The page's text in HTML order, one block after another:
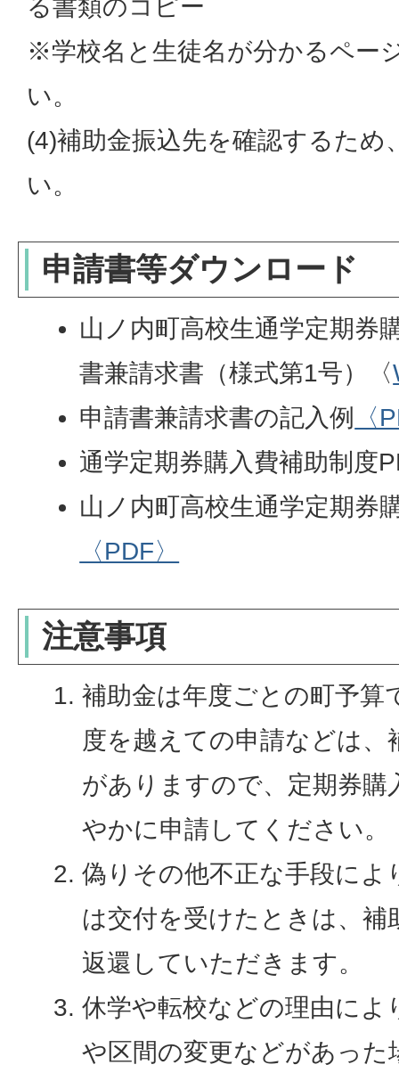
る書類のコピー
※学校名と生徒名が分かるペー
い。
(4)補助金振込先を確認するため
い。
申請書等ダウンロード
山ノ内町高校生通学定期券
書兼請求書（様式第1号）〈
申請書兼請求書の記入例
〈
通学定期券購入費補助制度
山ノ内町高校生通学定期券
〈PDF〉
注意事項
補助金は年度ごとの町予算
度を越えての申請などは
がありますので、定期券購
やかに申請してください。
偽りその他不正な手段によ
は交付を受けたときは、補
返還していただきます。
休学や転校などの理由によ
や区間の変更などがあった